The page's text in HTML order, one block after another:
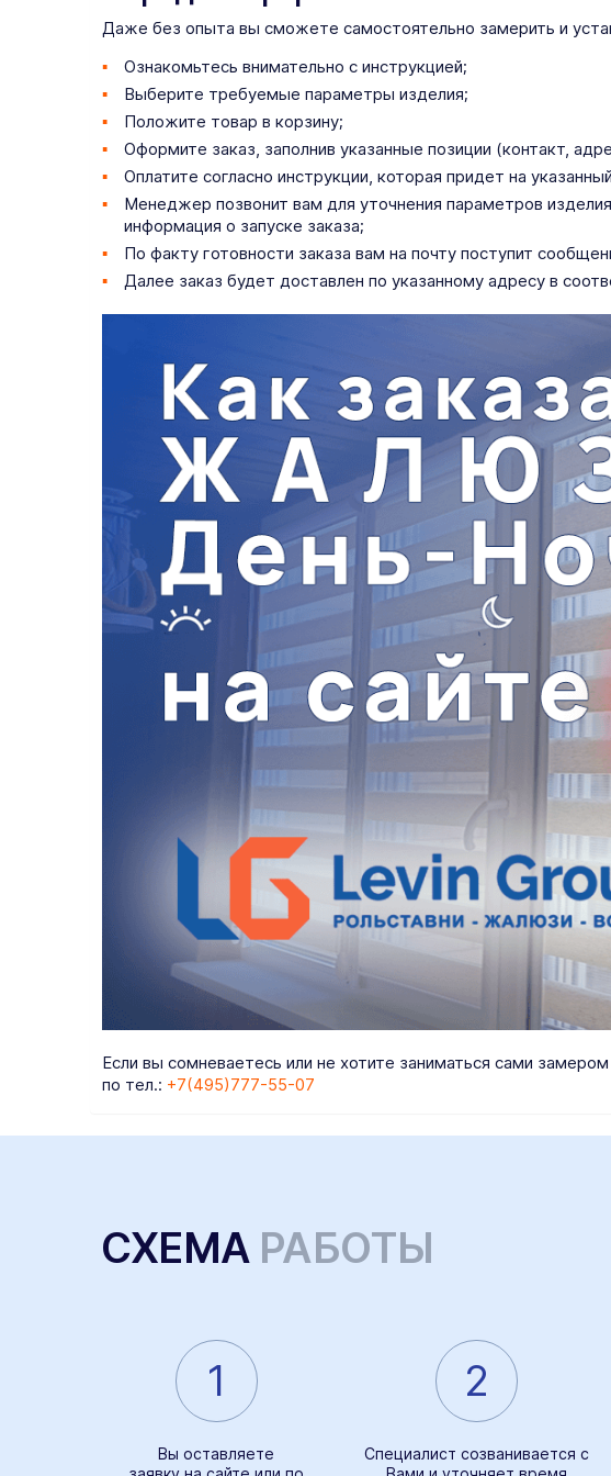
Даже без опыта вы сможете самостоятельно замерить и
Ознакомьтесь внимательно с инструкцией;
Выберите требуемые параметры изделия;
Положите товар в корзину;
Оформите заказ, заполнив указанные позиции (контакт,
Оплатите согласно инструкции, которая придет на
Менеджер позвонит вам для уточнения параметров
информация о запуске заказа;
По факту готовности заказа вам на почту поступит
Далее заказ будет доставлен по указанному адресу в
Если вы сомневаетесь или не хотите заниматься сами
по тел.: +7(495)777-55-07
СХЕМА РАБОТЫ
1
Вы оставляете
2
Специалист созванивается с